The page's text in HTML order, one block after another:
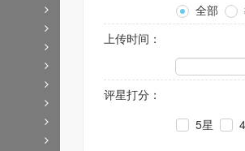
全部
上传时间：
评星打分：
5星